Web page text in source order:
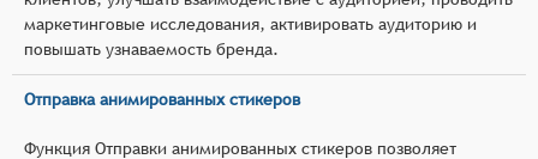
маркетинговые исследования, активировать аудиторию и
повышать узнаваемость бренда.
Отправка анимированных стикеров
Функция Отправки анимированных стикеров позволяет